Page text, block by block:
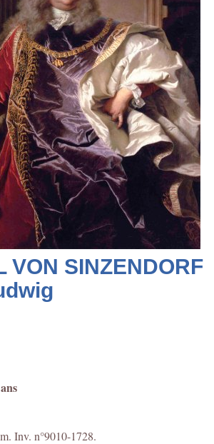
VON SINZENDORF
Inv. n°9010-1728.